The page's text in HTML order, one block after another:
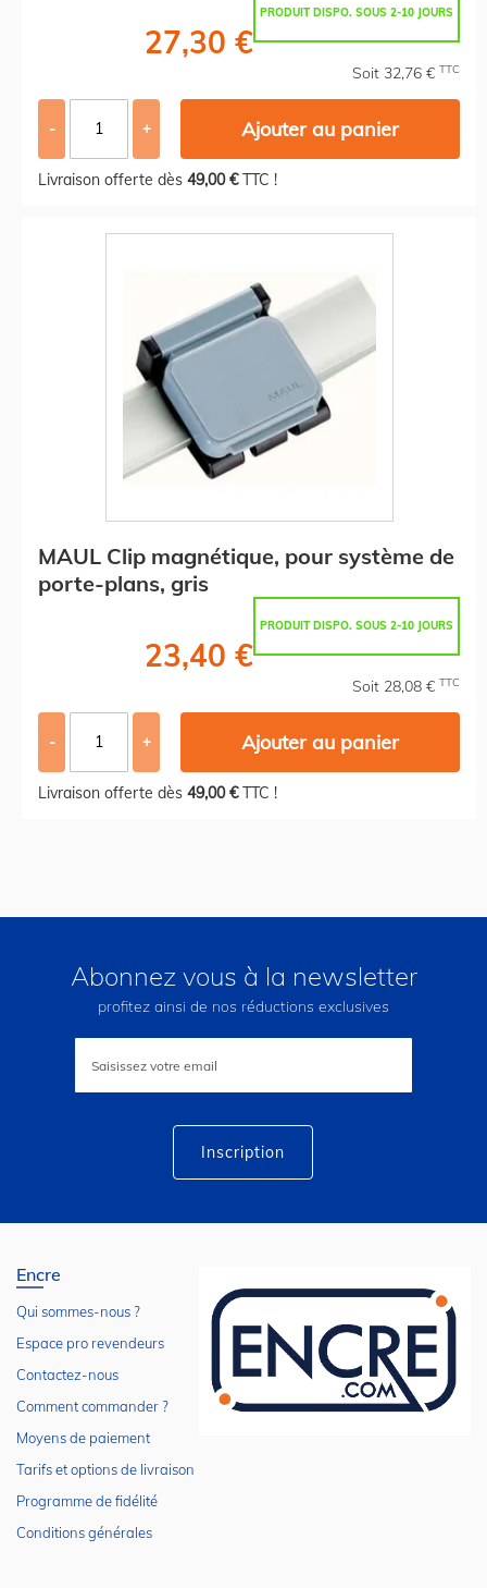
PRODUIT DISPO. SOUS 2-10 JOURS
27,30 €
Soit 32,76 € TTC
- + Ajouter au panier
Livraison offerte dès 49,00 €TTC !
MAUL Clip magnétique, pour système de
porte-plans, gris
PRODUIT DISPO. SOUS 2-10 JOURS
23,40 €
Soit 28,08 € TTC
- + Ajouter au panier
Livraison offerte dès 49,00 €TTC !
Abonnez vous à la newsletter
profitez ainsi de nos réductions exclusives
lettre
Inscription
Encre
Qui sommes-nous ?
Espace pro revendeurs
Contactez-nous
Comment commander ?
Moyens de paiement
Tarifs et options de livraison
Programme de fidélité
Conditions générales